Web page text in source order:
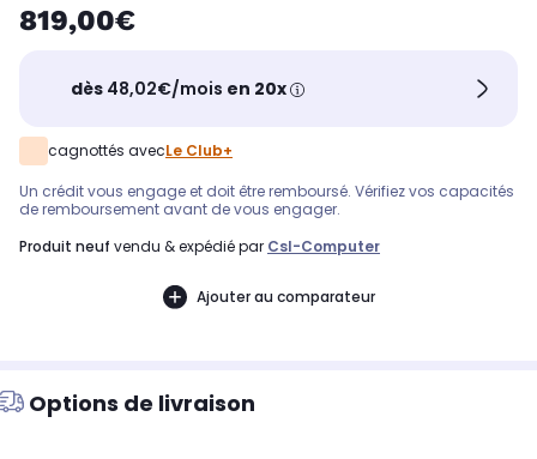
819,00€
dès 48,02€/mois en 20x
cagnottés avecLe Club+
Un crédit vous engage et doit être remboursé. Vérifiez vos capacités
de remboursement avant de vous engager.
produit neuf vendu & expédié par Csl-Computer
Ajouter au comparateur
Options de livraison